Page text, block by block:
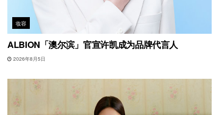
妆容
ALBION「澳尔滨」官宣许凯成为品牌代言人
2026年8月5日